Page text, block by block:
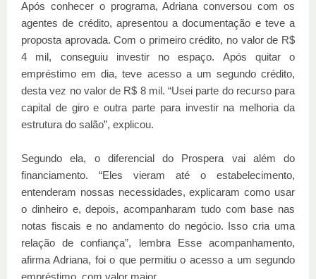
Após conhecer o programa, Adriana conversou com os
agentes de crédito, apresentou a documentação e teve a
proposta aprovada. Com o primeiro crédito, no valor de R$
4 mil, conseguiu investir no espaço. Após quitar o
empréstimo em dia, teve acesso a um segundo crédito,
desta vez no valor de R$ 8 mil. “Usei parte do recurso para
capital de giro e outra parte para investir na melhoria da
estrutura do salão”, explicou.
Segundo ela, o diferencial do Prospera vai além do
financiamento. “Eles vieram até o estabelecimento,
entenderam nossas necessidades, explicaram como usar
o dinheiro e, depois, acompanharam tudo com base nas
notas fiscais e no andamento do negócio. Isso cria uma
relação de confiança”, lembra Esse acompanhamento,
afirma Adriana, foi o que permitiu o acesso a um segundo
empréstimo, com valor maior.